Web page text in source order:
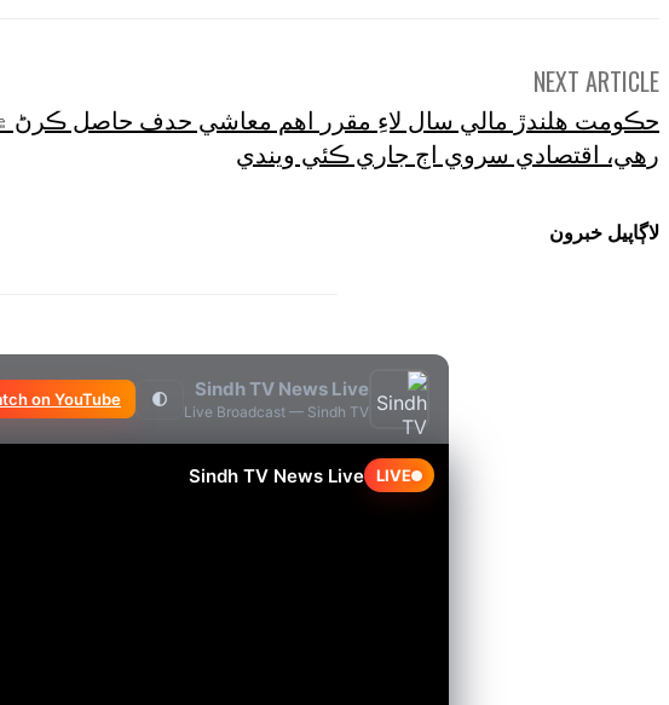
NEXT ARTICLE
حڪومت هلندڙ مالي سال لاءِ مقرر اهم معاشي حدف حاصل ڪرڻ
رهي، اقتصادي سروي اڄ جاري ڪئي ويندي
لاڳاپيل خبرون
Sindh TV News Live
Live Broadcast — Sindh TV
🌓
on YouTube
LIVE
Sindh TV News Live